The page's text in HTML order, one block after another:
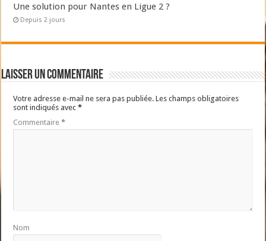
Une solution pour Nantes en Ligue 2 ?
Depuis 2 jours
Laisser un commentaire
Votre adresse e-mail ne sera pas publiée. Les champs obligatoires
sont indiqués avec*
Commentaire*
Nom